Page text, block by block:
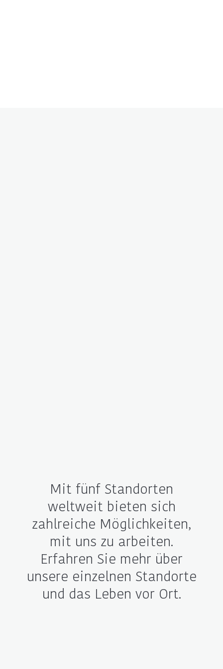
Mit fünf Standorten
weltweit bieten sich
zahlreiche Möglichkeiten,
mit uns zu arbeiten.
Erfahren Sie mehr über
unsere einzelnen Standorte
und das Leben vor Ort.